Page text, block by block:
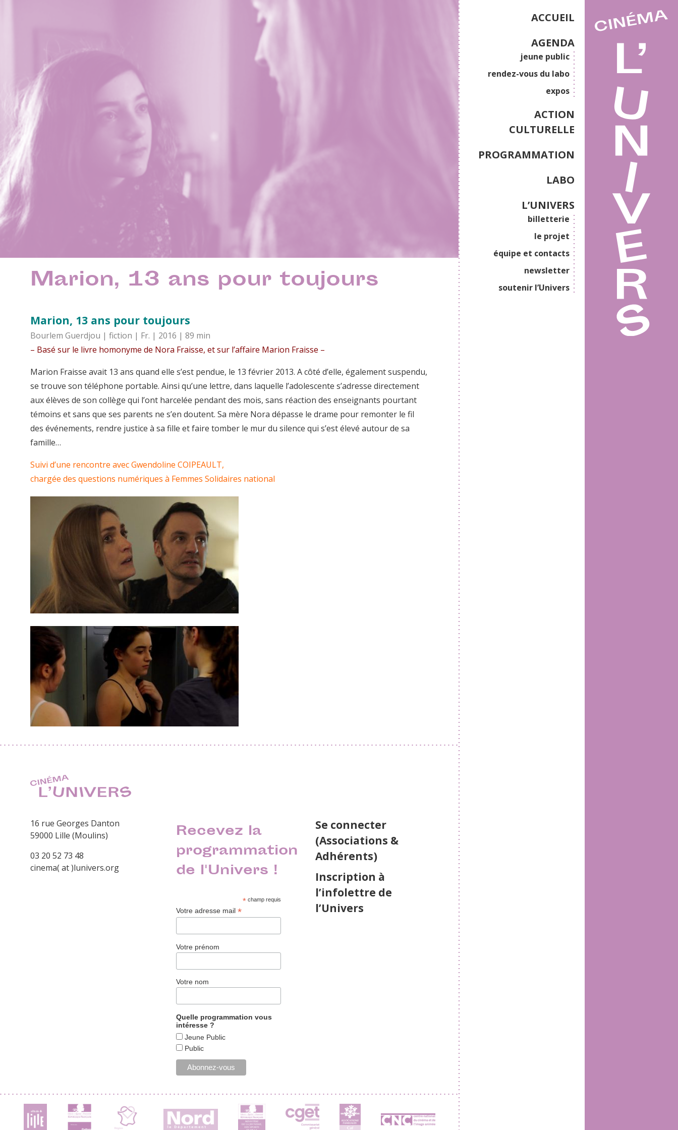
ACCUEIL
AGENDA
jeune public
rendez-vous du labo
expos
ACTION
CULTURELLE
PROGRAMMATION
LABO
L’UNIVERS
billetterie
le projet
équipe et contacts
newsletter
soutenir l’Univers
Marion, 13 ans pour toujours
Marion, 13 ans pour toujours
Bourlem Guerdjou | fiction | Fr. | 2016 | 89 min
– Basé sur le livre homonyme de Nora Fraisse, et sur l’affaire Marion Fraisse –
Marion Fraisse avait 13 ans quand elle s’est pendue, le 13 février 2013. A côté d’elle, également suspendu,
se trouve son téléphone portable. Ainsi qu’une lettre, dans laquelle l’adolescente s’adresse directement
aux élèves de son collège qui l’ont harcelée pendant des mois, sans réaction des enseignants pourtant
témoins et sans que ses parents ne s’en doutent. Sa mère Nora dépasse le drame pour remonter le fil
des événements, rendre justice à sa fille et faire tomber le mur du silence qui s’est élevé autour de sa
famille…
Suivi d’une rencontre avec Gwendoline COIPEAULT,
chargée des questions numériques à Femmes Solidaires national
16 rue Georges Danton
59000 Lille (Moulins)
03 20 52 73 48
cinema( at )lunivers.org
Recevez la
programmation
de l'Univers !
*champ requis
Votre adresse mail*
Votre prénom
Votre nom
Quelle programmation vous
intéresse ?
Jeune Public
Public
Se connecter
(Associations &
Adhérents)
Inscription à
l’infolettre de
l’Univers